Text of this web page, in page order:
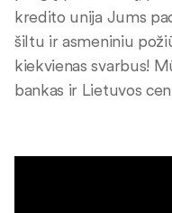
kredito unija Jums
šiltu ir asmeniniu
kiekvienas svarbus!
bankas ir Lietuvos